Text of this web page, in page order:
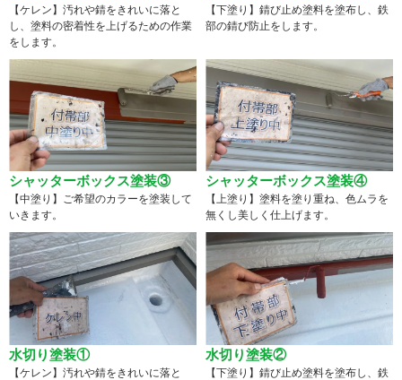
【ケレン】汚れや錆をきれいに落と
し、塗料の密着性を上げるための作業
をします。
【下塗り】錆び止め塗料を塗布し、鉄
部の錆び防止をします。
シャッターボックス塗装③
【中塗り】ご希望のカラーを塗装して
いきます。
シャッターボックス塗装④
【上塗り】塗料を塗り重ね、色ムラを
無くし美しく仕上げます。
水切り塗装①
【ケレン】汚れや錆をきれいに落と
水切り塗装②
【下塗り】錆び止め塗料を塗布し、鉄